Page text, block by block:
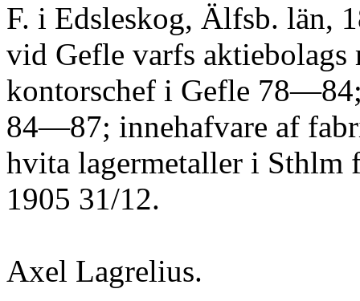
F. i Edsleskog, Älfsb. län,
vid Gefle varfs
kontorschef i Gefle
84—87; innehafvare af
hvita lagermetaller i Sthlm
1905 31/12.
Axel Lagrelius.